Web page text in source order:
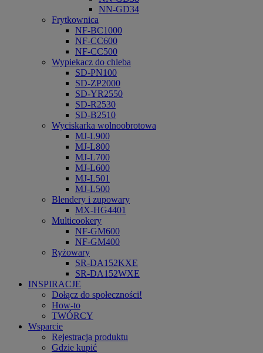
NN-GD34
Frytkownica
NF-BC1000
NF-CC600
NF-CC500
Wypiekacz do chleba
SD-PN100
SD-ZP2000
SD-YR2550
SD-R2530
SD-B2510
Wyciskarka wolnoobrotowa
MJ-L900
MJ-L800
MJ-L700
MJ-L600
MJ-L501
MJ-L500
Blendery i zupowary
MX-HG4401
Multicookery
NF-GM600
NF-GM400
Ryżowary
SR-DA152KXE
SR-DA152WXE
INSPIRACJE
Dołącz do społeczności!
How-to
TWÓRCY
Wsparcie
Rejestracja produktu
Gdzie kupić